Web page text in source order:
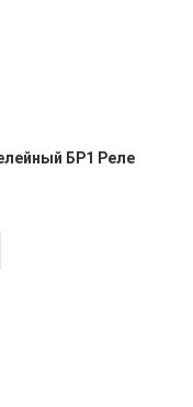
БР1 Реле